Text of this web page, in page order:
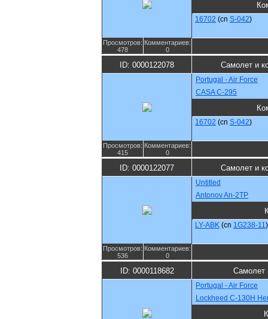
16702 (cn S-042)
Просмотров:
478
Комментариев:
0
ID: 0000122078 Самолет и
Portugal - Air Force
CASA C-295
16702 (cn S-042)
Просмотров:
415
Комментариев:
0
ID: 0000122077 Самолет и
Untitled
Antonov An-2TP
LY-ABK (cn 1G238-11)
Просмотров:
536
Комментариев:
0
ID: 0000118682 Самолет
Portugal - Air Force
Lockheed C-130H